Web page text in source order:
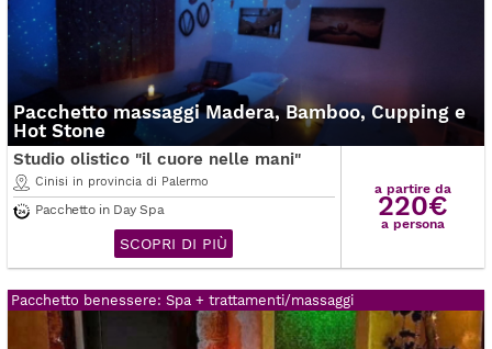
Pacchetto massaggi Madera, Bamboo, Cupping e
Hot Stone
Studio olistico "il cuore nelle mani"
Cinisi in provincia di Palermo
Pacchetto in Day Spa
SCOPRI DI PIÙ
a partire da
220€
a persona
Pacchetto benessere: Spa + trattamenti/massaggi